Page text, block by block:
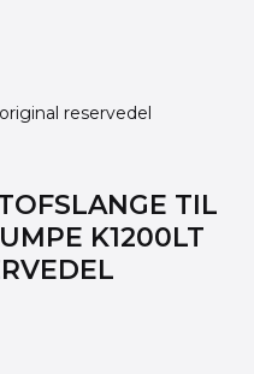
TIL
K1200LT